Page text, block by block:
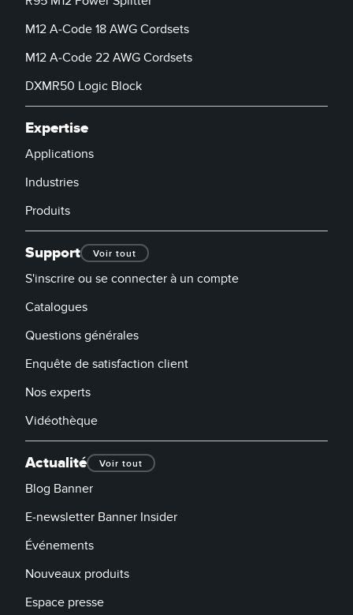
M12 A-Code 18 AWG Cordsets
M12 A-Code 22 AWG Cordsets
DXMR50 Logic Block
Expertise
Applications
Industries
Produits
Support Voir tout
S'inscrire ou se connecter à un compte
Catalogues
Questions générales
Enquête de satisfaction client
Nos experts
Vidéothèque
Actualité Voir tout
Blog Banner
E-newsletter Banner Insider
Événements
Nouveaux produits
Espace presse